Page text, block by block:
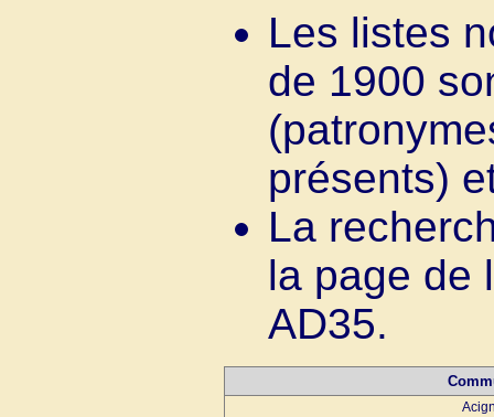
Les listes
de 1900
présents)
La
la page de
AD35.